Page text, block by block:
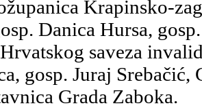
Krapinsko-
Danica Hursa,
saveza
gosp. Juraj
Grada Zaboka.